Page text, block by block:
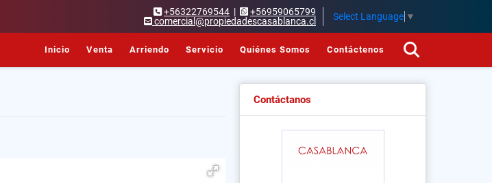
+56322769544 |
+56959065799
comercial@propiedadescasablanca.cl
Select Language ▼
Inicio Venta Arriendo Servicio Quiénes Somos Contáctenos
Contáctanos